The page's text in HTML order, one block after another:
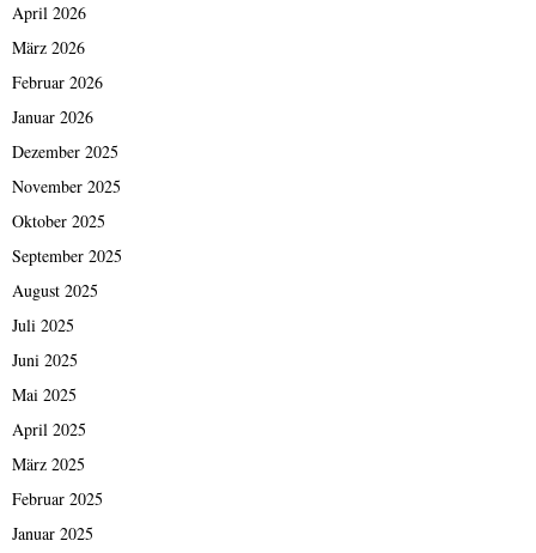
April 2026
März 2026
Februar 2026
Januar 2026
Dezember 2025
November 2025
Oktober 2025
September 2025
August 2025
Juli 2025
Juni 2025
Mai 2025
April 2025
März 2025
Februar 2025
Januar 2025